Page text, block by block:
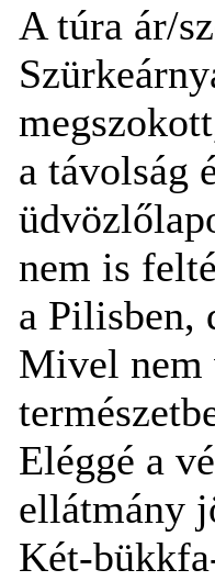
A túra ár/
a távolság
nem is
a Pilisben,
Mivel nem
Eléggé a
ellátmány
Két-